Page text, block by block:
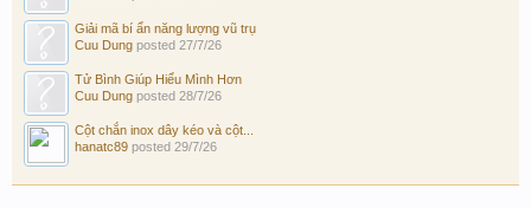
Giải mã bí ẩn năng lượng vũ trụ
Cuu Dung posted 27/7/26
Tử Bình Giúp Hiểu Mình Hơn
Cuu Dung posted 28/7/26
Cột chắn inox dây kéo và cột...
hanatc89 posted 29/7/26